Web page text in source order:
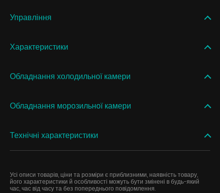
Управління
Характеристики
Обладнання холодильної камери
Обладнання морозильної камери
Технічні характеристики
Усі описи товарів, ціни та розміри є приблизними, наявність товару,
його характеристики й особливості можуть бути змінені в будь-який
час, час від часу та без попереднього повідомлення.